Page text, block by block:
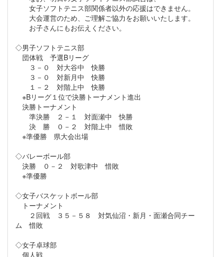
女子ソフトテニス部関係者以外の応援はできません。
大会運営のため、ご理解ご協力をお願いいたします。
お子さんにもお伝えください。
◇男子ソフトテニス部
団体戦 予選Bリーグ
３－０ 対大谷中 快勝
３－０ 対新月中 快勝
１－２ 対階上中 快勝
※Bリーグ１位で決勝トーナメント進出
決勝トーナメント
準決勝 ２－１ 対面瀬中 快勝
決 勝 ０－２ 対階上中 惜敗
※準優勝 県大会出場
◇バレーボール部
決勝 ０－２ 対歌津中 惜敗
※準優勝
◇女子バスケットボール部
トーナメント
２回戦 ３５－５８ 対気仙沼・新月・面瀬合同チー
ム 惜敗
◇女子卓球部
個人戦